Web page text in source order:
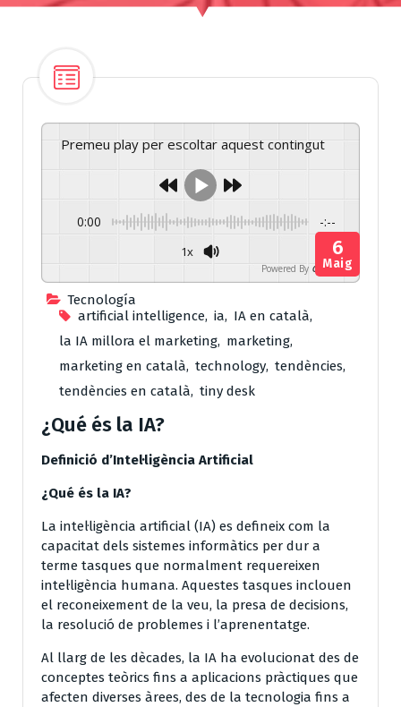
Premeu play per escoltar aquest contingut
0:00 -:--
1x
Powered By GSpeech
Tecnología
artificial intelligence, ia, IA en català,
la IA millora el marketing, marketing,
marketing en català, technology, tendències,
tendències en català, tiny desk
6
Maig
¿Qué és la IA?
Definició d’Intel·ligència Artificial
¿Qué és la IA?
La intel·ligència artificial (IA) es defineix com la
capacitat dels sistemes informàtics per dur a
terme tasques que normalment requereixen
intel·ligència humana. Aquestes tasques inclouen
el reconeixement de la veu, la presa de decisions,
la resolució de problemes i l’aprenentatge.
Al llarg de les dècades, la IA ha evolucionat des de
conceptes teòrics fins a aplicacions pràctiques que
afecten diverses àrees, des de la tecnologia fins a